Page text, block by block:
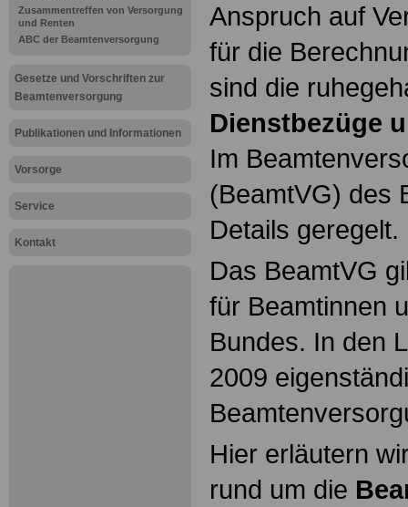
Zusammentreffen von Versorgung
und Renten
ABC der Beamtenversorgung
Gesetze und Vorschriften zur
Beamtenversorgung
Publikationen und Informationen
Vorsorge
Service
Kontakt
Anspruch auf
für die
sind die
Dienstbezüge
Im
(BeamtVG) des
Details geregelt.
Das BeamtVG
für Beamtinnen
Bundes. In den
2009
Hier erläutern
rund um die